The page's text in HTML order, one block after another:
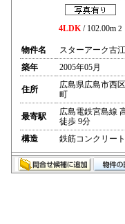
4LDK/ 102.00m 2
物件名
スターアーク古
築年
2005年05月
住所
広島県広島市西
町
最寄駅
広島電鉄宮島線
徒歩 9分
構造
鉄筋コンクリー